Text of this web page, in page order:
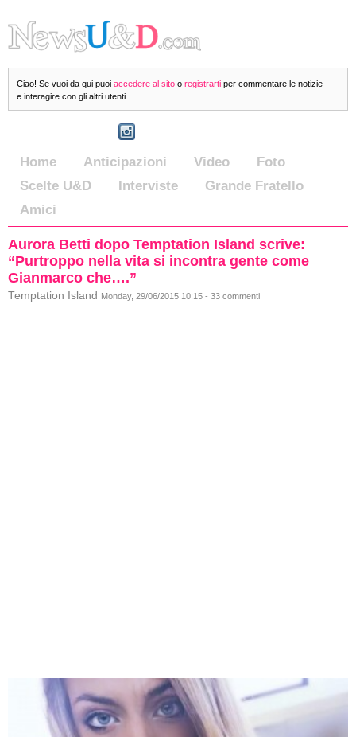
Ciao! Se vuoi da qui puoi accedere al sito o registrarti per commentare le notizie
e interagire con gli altri utenti.
Home Anticipazioni Video
Foto
Scelte U&D
Interviste
Grande Fratello
Amici
Aurora Betti dopo Temptation Island scrive:
“Purtroppo nella vita si incontra gente come
Gianmarco che….”
Temptation Island Monday, 29/06/2015 10:15 - 33 commenti